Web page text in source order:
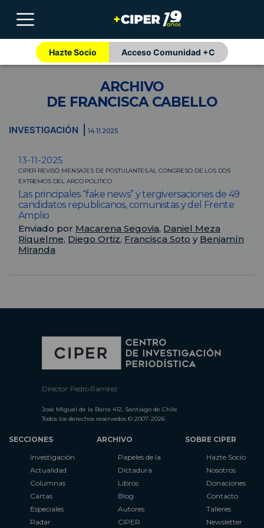
Hazte Socio Acceso Comunidad +C
ARCHIVO
DE FRANCISCA CABELLO
INVESTIGACIÓN 14.11.2025
13-11-2025
CIPER REVISÓ MENSAJES DE POSTULANTES AL CONGRESO DE LOS DOS
EXTREMOS DEL ARCO POLÍTICO
Las principales “fake news” y tergiversaciones de 49
candidatos republicanos, comunistas y del Frente
Amplio
Enviado por Macarena Segovia, Daniel Meza
Riquelme, Diego Ortiz, Francisca Soto y Benjamín
Miranda
Director: Pedro Ramírez
José Miguel de la Barra 412, Santiago de Chile
Todos los derechos reservados © 2007-2026
SECCIONES
Investigación
Actualidad
Columnas
Cartas
Especiales
Radar
ARCHIVO
Papeles de la
Dictadura
Libros
Blog
Autores
CIPER
SOBRE CIPER
Hazte Socio
Nosotros
Donaciones
Contacto
Talleres
Newsletter